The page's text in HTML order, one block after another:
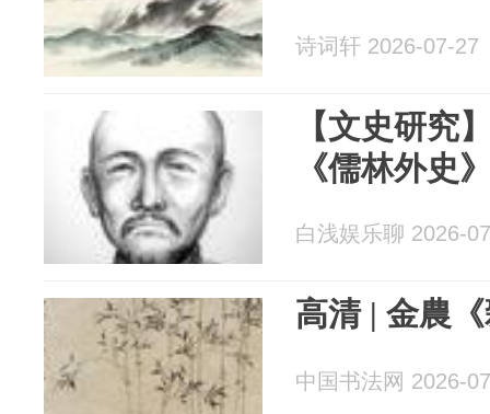
诗词轩 2026-07-27
【文史研究
《儒林外史
白浅娱乐聊 2026-
高清 | 金農
中国书法网 2026-